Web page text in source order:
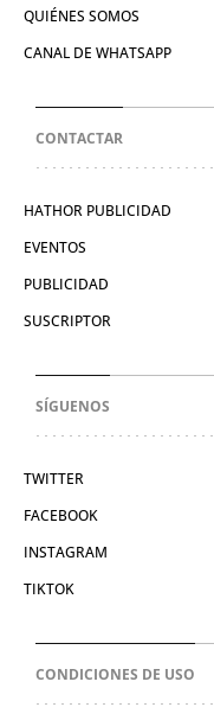
QUIÉNES SOMOS
CANAL DE WHATSAPP
CONTACTAR
HATHOR PUBLICIDAD
EVENTOS
PUBLICIDAD
SUSCRIPTOR
SÍGUENOS
TWITTER
FACEBOOK
INSTAGRAM
TIKTOK
CONDICIONES DE USO